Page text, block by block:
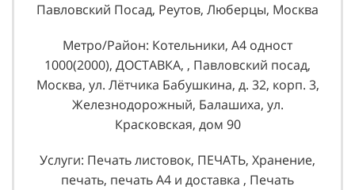
Павловский Посад, Реутов, Люберцы, Москва
Метро/Район: Котельники, А4 одност
1000(2000), ДОСТАВКА, , Павловский посад,
Москва, ул. Лётчика Бабушкина, д. 32, корп. 3,
Железнодорожный, Балашиха, ул.
Красковская, дом 90
Услуги: Печать листовок, ПЕЧАТЬ, Хранение,
печать, печать А4 и доставка , Печать